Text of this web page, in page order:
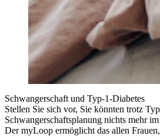
Schwangerschaft und Typ-1-Diabetes
Stellen Sie sich vor, Sie könnten trotz
Schwangerschaftsplanung nichts mehr
Der myLoop ermöglicht das allen